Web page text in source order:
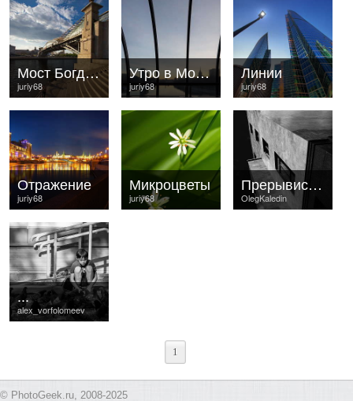
juriy68
Мост Богдана Хмельницкого
juriy68
Утро в Москве
juriy68
Линии
juriy68
Отражение
juriy68
Микроцветы
OlegKaledin
Прерывистая линия
alex_vorfolomeev
...
1
© PhotoGeek.ru, 2008-2025